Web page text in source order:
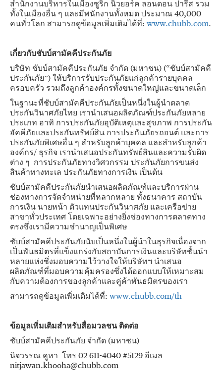
สำนักงานบริหารในเมืองซูริก นิวยอร์ค ลอนดอน ปารีส รวม
ทั้งในเมืองอื่น ๆ และมีพนักงานทั้งหมด ประมาณ 40,000
คนทั่วโลก สามารถดูข้อมูลเพิ่มเติมได้ที่: www.chubb.com.
เกี่ยวกับชับบ์สามัคคีประกันภัย
บริษัท ชับบ์สามัคคีประกันภัย จำกัด (มหาชน) (“ชับบ์สามัคคี
ประกันภัย”) ให้บริการรับประกันภัยแก่ลูกค้ารายบุคคล
ครอบครัว รวมถึงลูกค้าองค์กรทั้งขนาดใหญ่และขนาดเล็ก
ในฐานะที่ชับบ์สามัคคีประกันภัยเป็นหนึ่งในผู้นำตลาด
ประกันวินาศภัยไทย เรานำเสนอผลิตภัณฑ์ประกันภัยหลาย
ประเภท อาทิ การประกันภัยอุบัติเหตุและสุขภาพ การประกัน
อัคคีภัยและประกันทรัพย์สิน การประกันภัยรถยนต์ และการ
ประกันภัยพิเศษอื่น ๆ สำหรับลูกค้าบุคคล และสำหรับลูกค้า
องค์กร/ ธุรกิจ เรานำเสนอประกันทรัพย์สินและความรับผิด
ต่าง ๆ การประกันภัยทางวิศวกรรม ประกันภัยการขนส่ง
สินค้าทางทะเล ประกันภัยทางการเงิน เป็นต้น
ชับบ์สามัคคีประกันภัยนำเสนอผลิตภัณฑ์และบริการผ่าน
ช่องทางการจัดจำหน่ายที่หลากหลาย ทั้งธนาคาร สถาบัน
การเงิน นายหน้า ตัวแทนประกันวินาศภัย และเครือข่าย
สาขาทั่วประเทศ โดยเฉพาะอย่างยิ่งช่องทางการตลาดทาง
ตรงซึ่งเรามีความชำนาญเป็นพิเศษ
ชับบ์สามัคคีประกันภัยนับเป็นหนึ่งในผู้นำในธุรกิจเนื่องจาก
เป็นพันธมิตรที่แข็งแกร่งกับสถาบันการเงินและบริษัทชั้นนำ
หลายแห่งซึ่งมอบความไว้วางใจให้บริษัทฯ นำเสนอ
ผลิตภัณฑ์ที่มอบความคุ้มครองซึ่งได้ออกแบบให้เหมาะสม
กับความต้องการของลูกค้าและคู่ค้าพันธมิตรของเรา
สามารถดูข้อมูลเพิ่มเติมได้ที่: www.chubb.com/th
ข้อมูลเพิ่มเติมสำหรับสื่อมวลชน ติดต่อ
ชับบ์สามัคคีประกันภัย จำกัด (มหาชน)
นิจวรรณ คูหา โทร 02 611-4040 #5129 อีเมล
nitjawan.khooha@chubb.com